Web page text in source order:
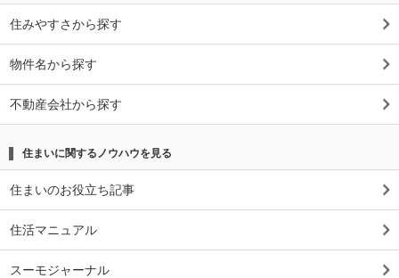
住みやすさから探す
物件名から探す
不動産会社から探す
住まいに関するノウハウを見る
住まいのお役立ち記事
住活マニュアル
スーモジャーナル